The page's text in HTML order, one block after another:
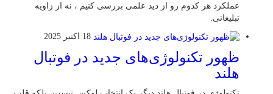
عملکرد هر کدوم رو از دید علمی بررسی کنیم ، نه از زاویه
تبلیغاتی.
18 اکتبر 2025
ظهور تکنولوژی‌های جدید در فوتبال
هلند